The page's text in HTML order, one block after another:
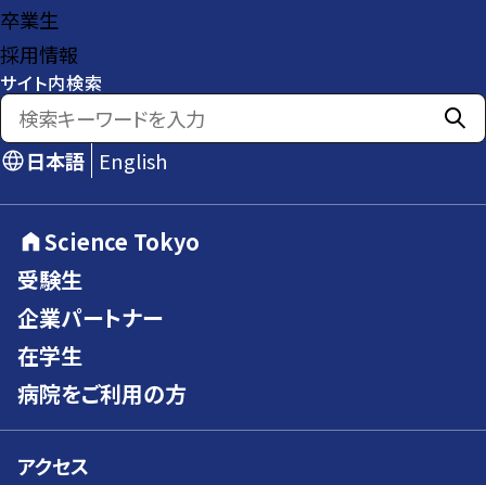
卒業生
採用情報
サイト内検索
日本語 English
Science Tokyo
受験生
企業パートナー
在学生
病院をご利用の方
アクセス